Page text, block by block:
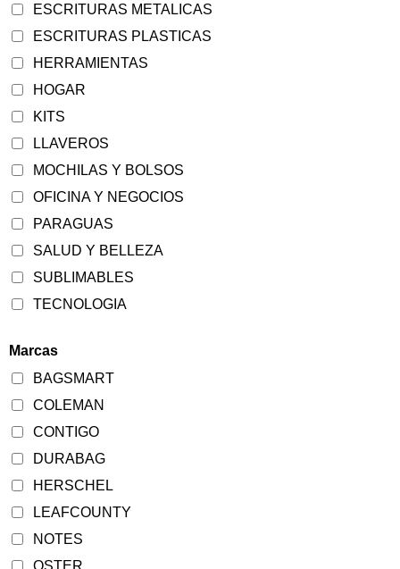
ESCRITURAS METALICAS
ESCRITURAS PLASTICAS
HERRAMIENTAS
HOGAR
KITS
LLAVEROS
MOCHILAS Y BOLSOS
OFICINA Y NEGOCIOS
PARAGUAS
SALUD Y BELLEZA
SUBLIMABLES
TECNOLOGIA
Marcas
BAGSMART
COLEMAN
CONTIGO
DURABAG
HERSCHEL
LEAFCOUNTY
NOTES
OSTER